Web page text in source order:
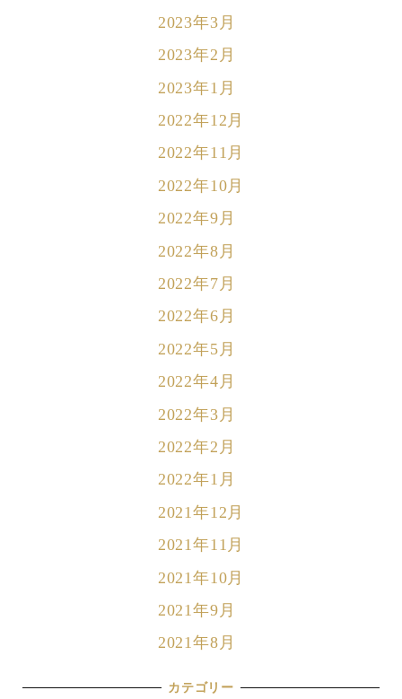
2023年3月
2023年2月
2023年1月
2022年12月
2022年11月
2022年10月
2022年9月
2022年8月
2022年7月
2022年6月
2022年5月
2022年4月
2022年3月
2022年2月
2022年1月
2021年12月
2021年11月
2021年10月
2021年9月
2021年8月
カテゴリー